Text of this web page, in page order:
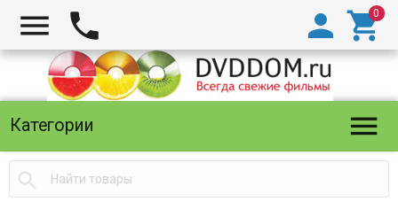
  

Категории 
